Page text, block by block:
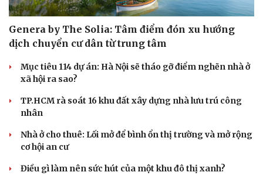
Genera by The Solia: Tâm điểm đón xu hướng
dịch chuyển cư dân từ trung tâm
Mục tiêu 114 dự án: Hà Nội sẽ tháo gỡ điểm nghẽn nhà ở
xã hội ra sao?
TP.HCM rà soát 16 khu đất xây dựng nhà lưu trú công
nhân
Nhà ở cho thuê: Lối mở để bình ổn thị trường và mở rộng
cơ hội an cư
Điều gì làm nên sức hút của một khu đô thị xanh?